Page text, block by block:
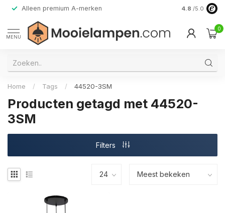
Alleen premium A-merken 4.8 /5.0
MENU
0
Home / Tags / 44520-3SM
Producten getagd met 44520-
3SM
Filters